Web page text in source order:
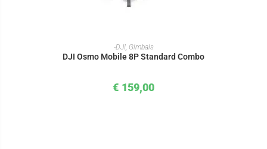
IN DEN WARENKORB
-DJI, Gimbals
DJI Osmo Mobile 8P Standard Combo
€ 159,00